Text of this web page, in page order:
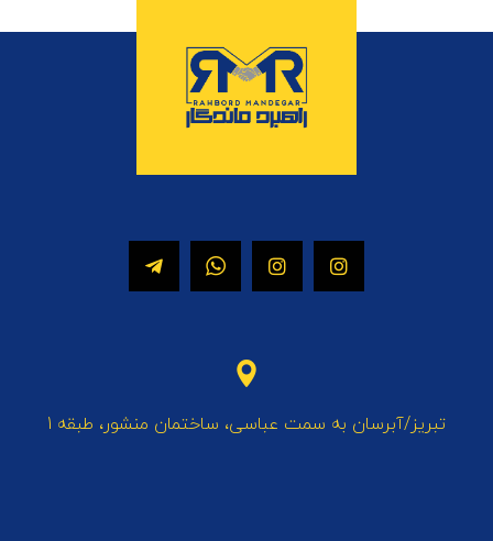
تبریز/آبرسان به سمت عباسی، ساختمان منشور، طبقه 1